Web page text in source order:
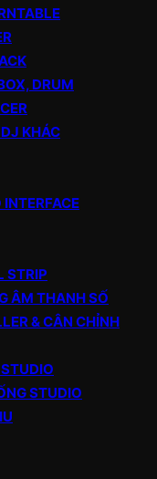
DRUM
KHÁC
STRIP
ÂM THANH SỐ
& CÂN CHỈNH
STUDIO